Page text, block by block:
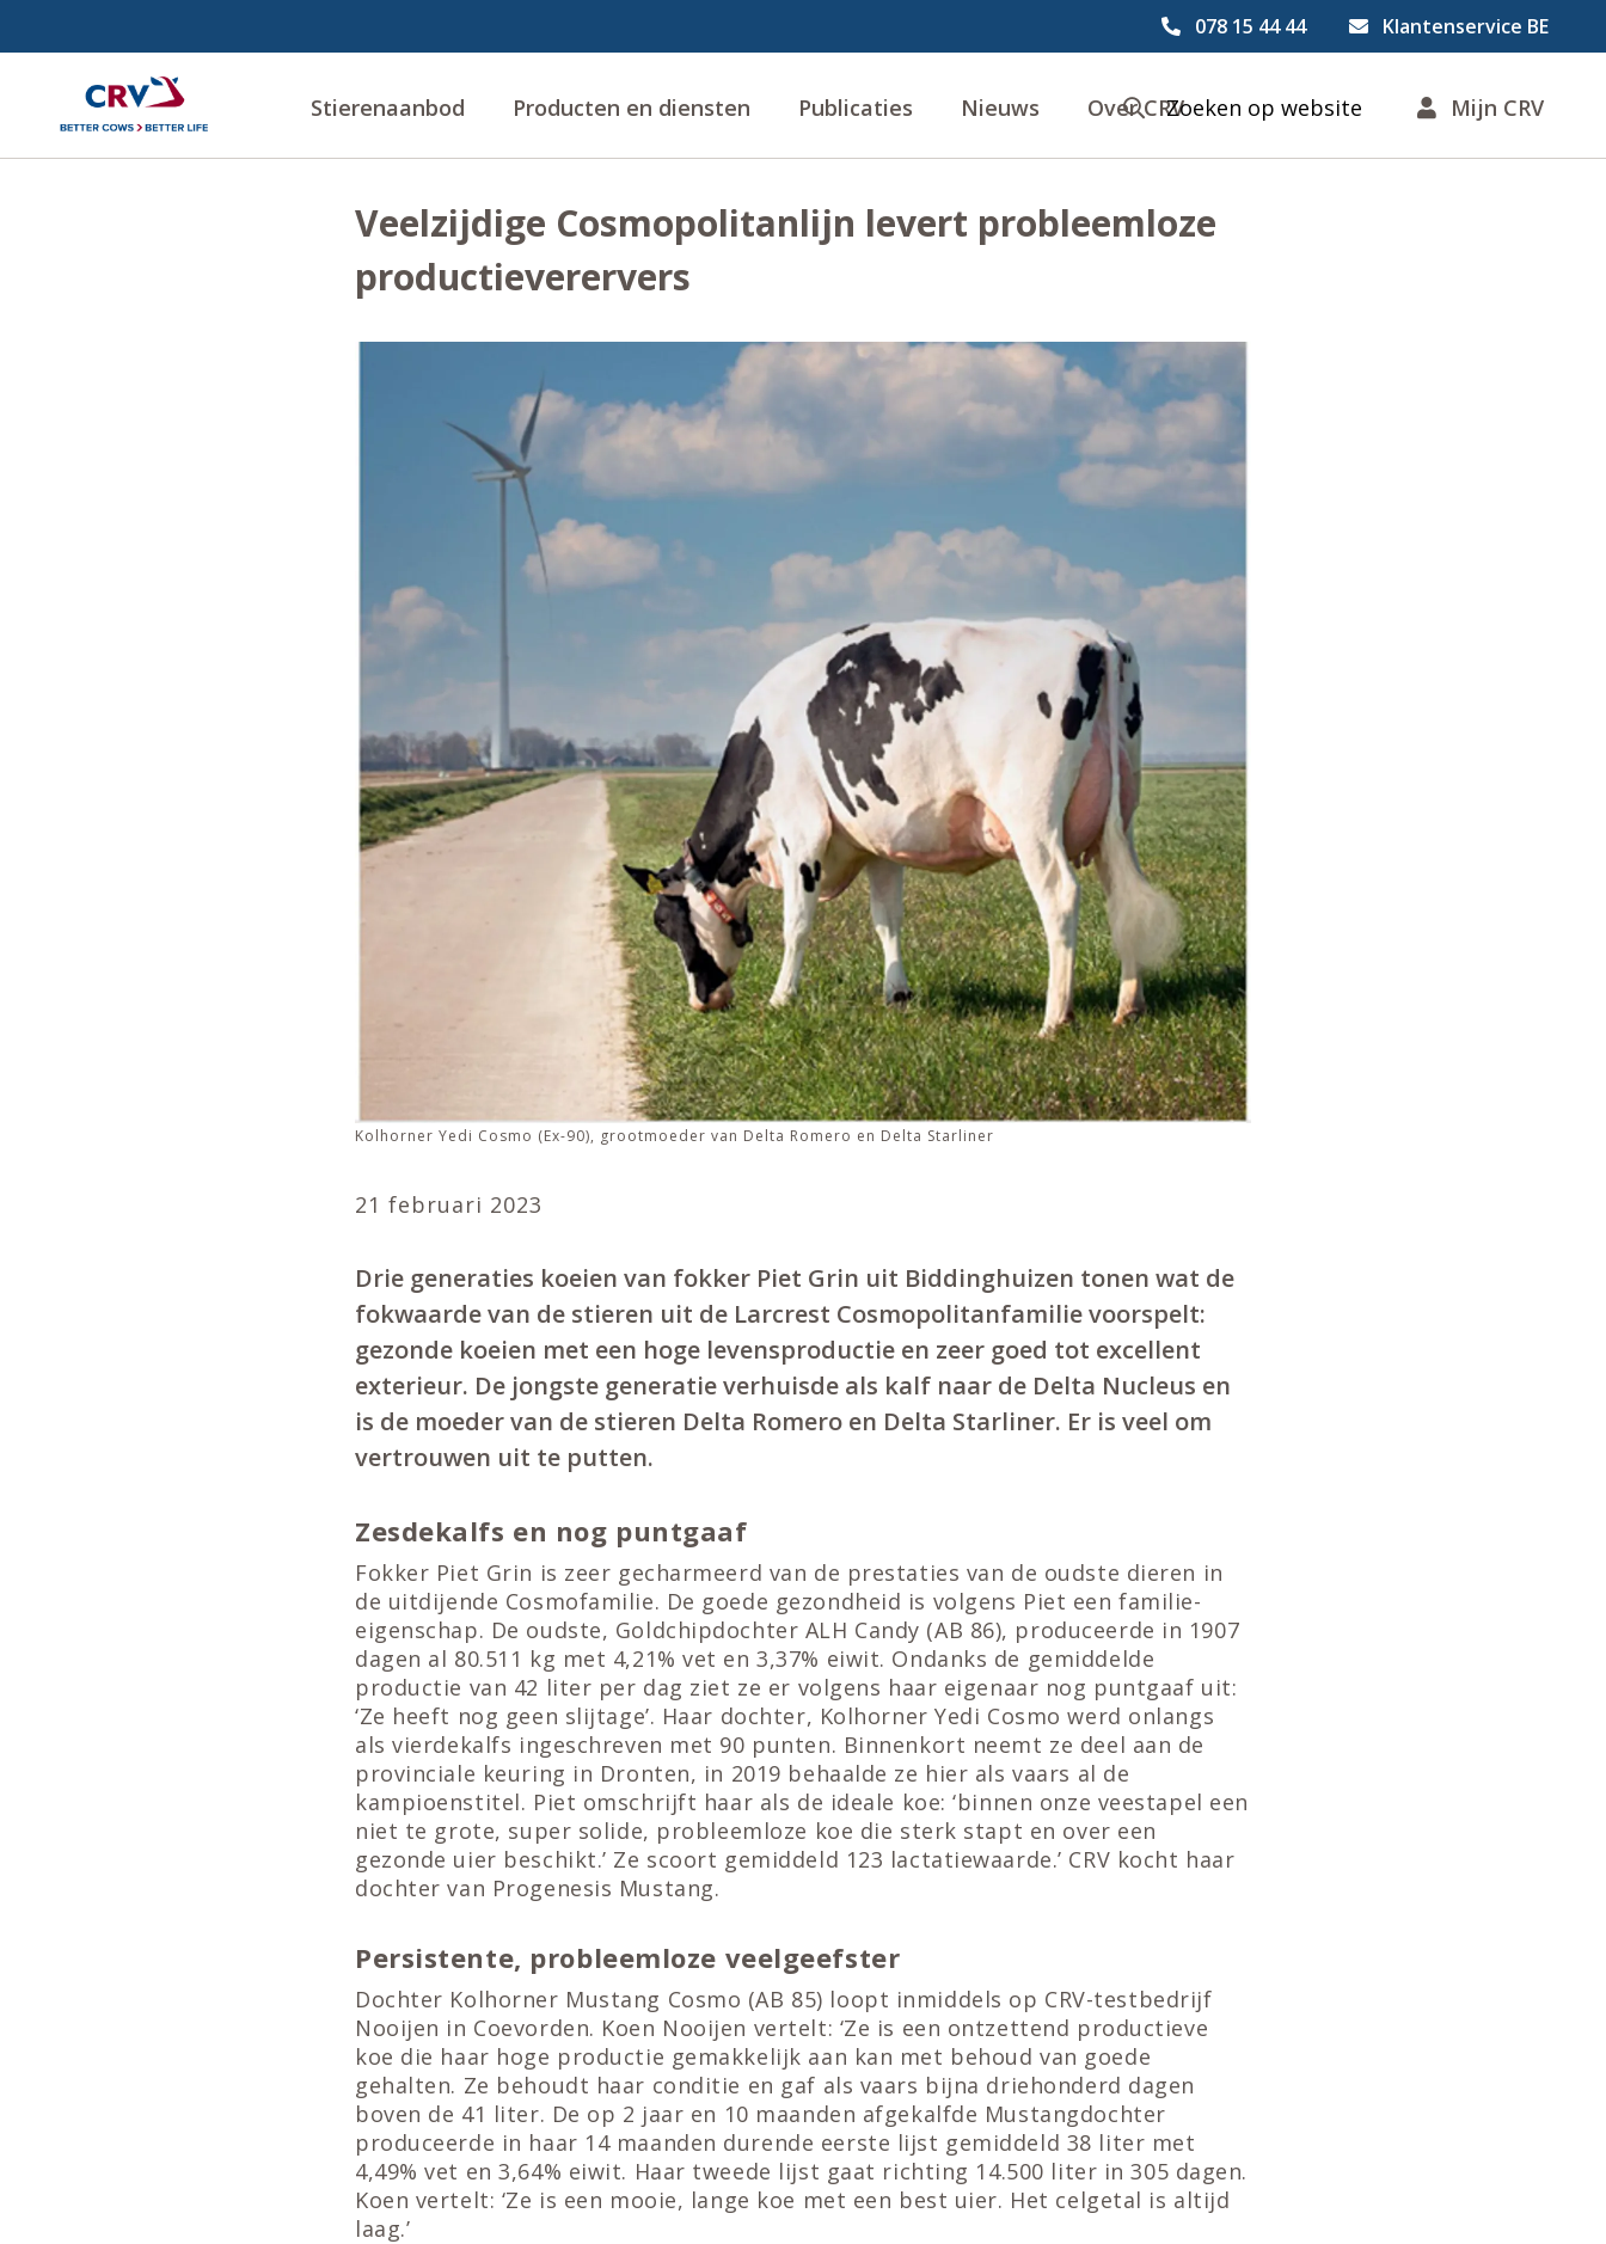
078 15 44 44 Klantenservice BE
Stierenaanbod Producten en diensten Publicaties Nieuws Over CRVZoeken op website Mijn CRV
Veelzijdige Cosmopolitanlijn levert probleemloze
productieverervers
Kolhorner Yedi Cosmo (Ex-90), grootmoeder van Delta Romero en Delta Starliner
21 februari 2023
Drie generaties koeien van fokker Piet Grin uit Biddinghuizen tonen wat de
fokwaarde van de stieren uit de Larcrest Cosmopolitanfamilie voorspelt:
gezonde koeien met een hoge levensproductie en zeer goed tot excellent
exterieur. De jongste generatie verhuisde als kalf naar de Delta Nucleus en
is de moeder van de stieren Delta Romero en Delta Starliner. Er is veel om
vertrouwen uit te putten.
Zesdekalfs en nog puntgaaf
Fokker Piet Grin is zeer gecharmeerd van de prestaties van de oudste dieren in
de uitdijende Cosmofamilie. De goede gezondheid is volgens Piet een familie-
eigenschap. De oudste, Goldchipdochter ALH Candy (AB 86), produceerde in 1907
dagen al 80.511 kg met 4,21% vet en 3,37% eiwit. Ondanks de gemiddelde
productie van 42 liter per dag ziet ze er volgens haar eigenaar nog puntgaaf uit:
‘Ze heeft nog geen slijtage’. Haar dochter, Kolhorner Yedi Cosmo werd onlangs
als vierdekalfs ingeschreven met 90 punten. Binnenkort neemt ze deel aan de
provinciale keuring in Dronten, in 2019 behaalde ze hier als vaars al de
kampioenstitel. Piet omschrijft haar als de ideale koe: ‘binnen onze veestapel een
niet te grote, super solide, probleemloze koe die sterk stapt en over een
gezonde uier beschikt.’ Ze scoort gemiddeld 123 lactatiewaarde.’ CRV kocht haar
dochter van Progenesis Mustang.
Persistente, probleemloze veelgeefster
Dochter Kolhorner Mustang Cosmo (AB 85) loopt inmiddels op CRV-testbedrijf
Nooijen in Coevorden. Koen Nooijen vertelt: ‘Ze is een ontzettend productieve
koe die haar hoge productie gemakkelijk aan kan met behoud van goede
gehalten. Ze behoudt haar conditie en gaf als vaars bijna driehonderd dagen
boven de 41 liter. De op 2 jaar en 10 maanden afgekalfde Mustangdochter
produceerde in haar 14 maanden durende eerste lijst gemiddeld 38 liter met
4,49% vet en 3,64% eiwit. Haar tweede lijst gaat richting 14.500 liter in 305 dagen.
Koen vertelt: ‘Ze is een mooie, lange koe met een best uier. Het celgetal is altijd
laag.’